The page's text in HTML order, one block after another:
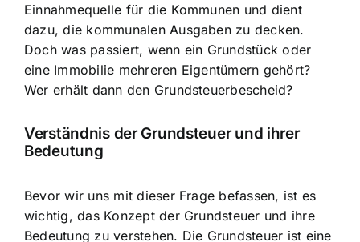
Einnahmequelle für die Kommunen und dient
dazu, die kommunalen Ausgaben zu decken.
Doch was passiert, wenn ein Grundstück oder
eine Immobilie mehreren Eigentümern gehört?
Wer erhält dann den Grundsteuerbescheid?
Verständnis der Grundsteuer und ihrer
Bedeutung
Bevor wir uns mit dieser Frage befassen, ist es
wichtig, das Konzept der Grundsteuer und ihre
Bedeutung zu verstehen. Die Grundsteuer ist eine